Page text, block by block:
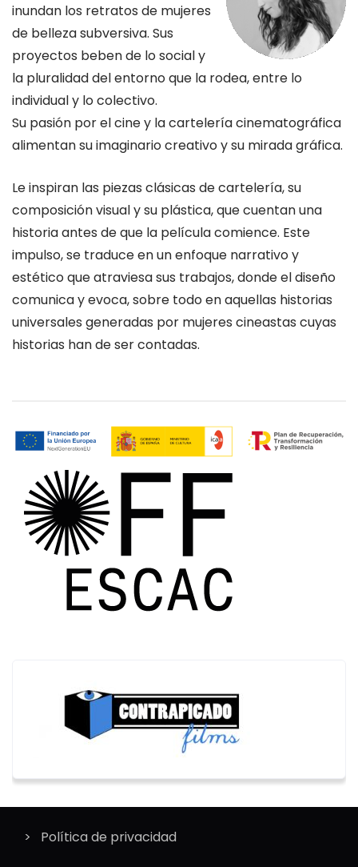
inundan los retratos de mujeres
de belleza subversiva. Sus
proyectos beben de lo social y
la pluralidad del entorno que la rodea, entre lo
individual y lo colectivo.
Su pasión por el cine y la cartelería cinematográfica
alimentan su imaginario creativo y su mirada gráfica.
Le inspiran las piezas clásicas de cartelería, su
composición visual y su plástica, que cuentan una
historia antes de que la película comience. Este
impulso, se traduce en un enfoque narrativo y
estético que atraviesa sus trabajos, donde el diseño
comunica y evoca, sobre todo en aquellas historias
universales generadas por mujeres cineastas cuyas
historias han de ser contadas.
Política de privacidad